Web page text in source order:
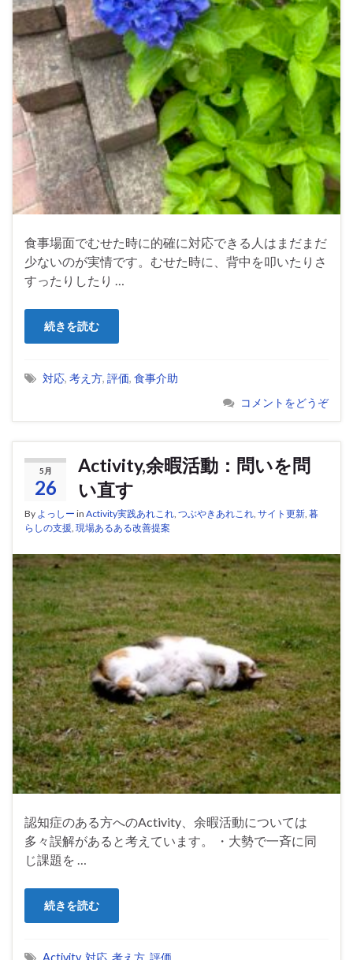
食事場面でむせた時に的確に対応できる人はまだまだ
少ないのが実情です。むせた時に、背中を叩いたりさ
すったりしたり …
続きを読む
対応, 考え方, 評価, 食事介助
コメントをどうぞ
5月
26
Activity,余暇活動：問いを問
い直す
By よっしー in Activity実践あれこれ つぶやきあれこれ サイト更新 暮
らしの支援 現場あるある改善提案
認知症のある方へのActivity、余暇活動については
多々誤解があると考えています。 ・大勢で一斉に同
じ課題を …
続きを読む
Activity, 対応 考え方 評価